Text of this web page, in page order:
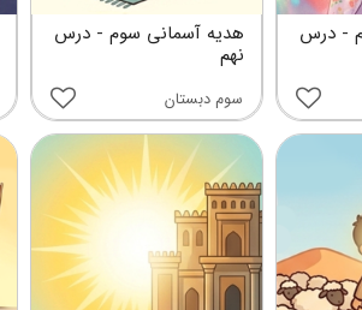
هدیه آسمانی سوم - درس
نهم
سوم دبستان
- درس